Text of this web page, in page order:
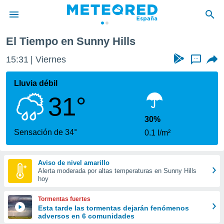
de
por
se
calidad.
a este
las
y
forma
digital
basada
El Tiempo en Sunny Hills
15:31 Viernes ...
Lluvia débil
31°
Sensación de 34°
30%
0.1 l/m²
Aviso de nivel amarillo
Alerta moderada por altas temperaturas en Sunny Hills
hoy
Tormentas fuertes
Esta tarde las tormentas dejarán fenómenos
adversos en 6 comunidades